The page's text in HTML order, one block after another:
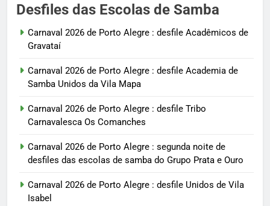
Desfiles das Escolas de Samba
Carnaval 2026 de Porto Alegre : desfile Acadêmicos de
Gravataí
Carnaval 2026 de Porto Alegre : desfile Academia de
Samba Unidos da Vila Mapa
Carnaval 2026 de Porto Alegre : desfile Tribo
Carnavalesca Os Comanches
Carnaval 2026 de Porto Alegre : segunda noite de
desfiles das escolas de samba do Grupo Prata e Ouro
Carnaval 2026 de Porto Alegre : desfile Unidos de Vila
Isabel